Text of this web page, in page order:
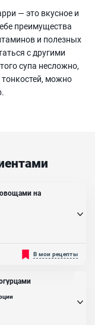
— это вкусное и
преимущества
и полезных
с другими
супа несложно,
можно
на
сковороде! Рыбка
вкусной, а
Такое блюдо
Готовится
в качестве
пюре....
В мои рецепты